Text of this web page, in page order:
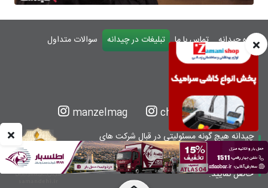
درباره چیدانه تماس با ما تبلیغات در چیدانه
سوالات متداول
ورود
chidaneh
manzelmag
چیدانه هیچ گونه مسئولیتی در قبال شرکت های
معرفی شده ندارد.
قبل از اقدام به خرید کالا یا خدمات اطمینان کافی را
حاصل نمایید.